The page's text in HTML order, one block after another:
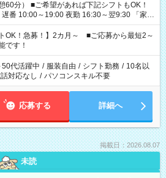
記シフトもOK！
10:00～19:00 夜勤 16:30～翌9:30 「家族
」 「余裕を持って夕飯の準備がしたい」
したくない」 など、ご希望を教えてください
事の勤務時間。 合計で週40時間を超える場
。
OK！急募！】2カ月～ ■ご応募から最短2～
です！
代活躍中 / 服装自由 / シフト勤務 / 10名以
対応なし / パソコンスキル不要
応募する 詳細へ
掲載日：2026.08.07
未読